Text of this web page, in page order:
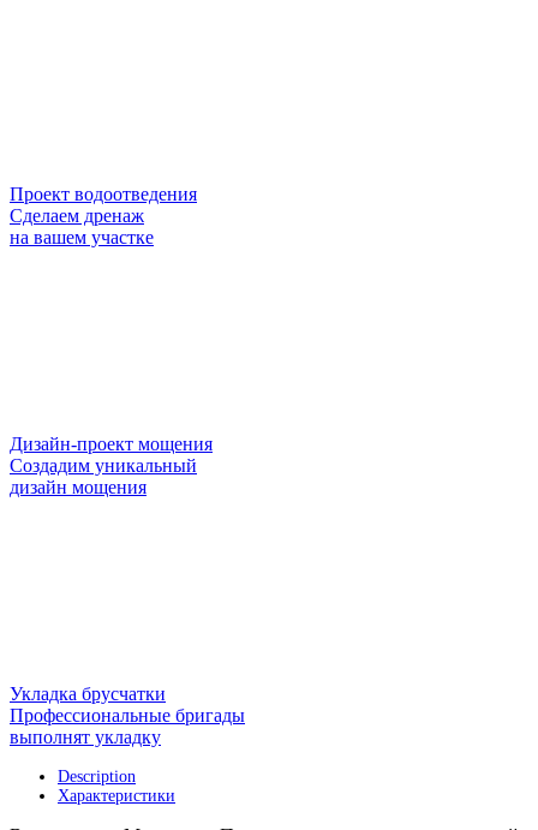
Проект водоотведения
Сделаем дренаж
на вашем участке
Дизайн-проект мощения
Создадим уникальный
дизайн мощения
Укладка брусчатки
Профессиональные бригады
выполнят укладку
Description
Характеристики